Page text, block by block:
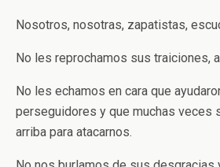
Nosotros, nosotras, zapatistas,
No les reprochamos sus traiciones,
No les echamos en cara que
perseguidores y que muchas veces
arriba para atacarnos.